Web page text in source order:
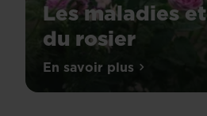
Les maladies
du rosier
En savoir plussur Les maladies